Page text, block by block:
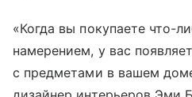
«Когда вы покупаете что-
намерением, у вас
с предметами в вашем